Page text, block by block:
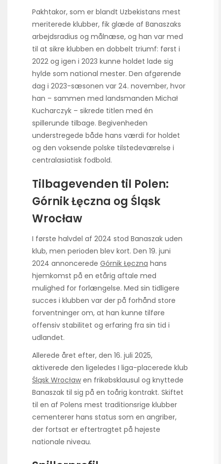
Pakhtakor, som er blandt Uzbekistans mest
meriterede klubber, fik glæde af Banaszaks
arbejdsradius og målnæse, og han var med
til at sikre klubben en dobbelt triumf: først i
2022 og igen i 2023 kunne holdet lade sig
hylde som national mester. Den afgørende
dag i 2023-sæsonen var 24. november, hvor
han – sammen med landsmanden Michał
Kucharczyk – sikrede titlen med én
spillerunde tilbage. Begivenheden
understregede både hans værdi for holdet
og den voksende polske tilstedeværelse i
centralasiatisk fodbold.
Tilbagevenden til Polen:
Górnik Łęczna og Śląsk
Wrocław
I første halvdel af 2024 stod Banaszak uden
klub, men perioden blev kort. Den 19. juni
2024 annoncerede Górnik Łęczna hans
hjemkomst på en etårig aftale med
mulighed for forlængelse. Med sin tidligere
succes i klubben var der på forhånd store
forventninger om, at han kunne tilføre
offensiv stabilitet og erfaring fra sin tid i
udlandet.
Allerede året efter, den 16. juli 2025,
aktiverede den ligeledes I liga-placerede klub
Śląsk Wrocław en frikøbsklausul og knyttede
Banaszak til sig på en toårig kontrakt. Skiftet
til en af Polens mest traditionsrige klubber
cementerer hans status som en angriber,
der fortsat er eftertragtet på højeste
nationale niveau.